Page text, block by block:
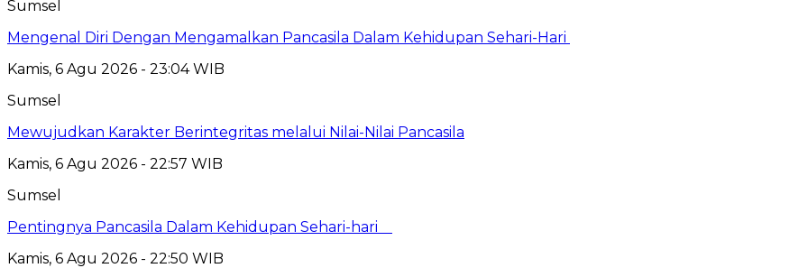
Sumsel
Mengenal Diri Dengan Mengamalkan Pancasila Dalam Kehidupan Sehari-Hari
Kamis, 6 Agu 2026 - 23:04 WIB
Sumsel
Mewujudkan Karakter Berintegritas melalui Nilai-Nilai Pancasila
Kamis, 6 Agu 2026 - 22:57 WIB
Sumsel
Pentingnya Pancasila Dalam Kehidupan Sehari-hari
Kamis, 6 Agu 2026 - 22:50 WIB